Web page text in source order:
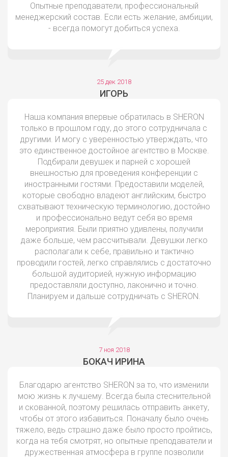
Опытные преподаватели, профессиональный
менеджерский состав. Если есть желание, амбиции,
- всегда помогут добиться успеха.
25 дек 2018
ИГОРЬ
Наша компания впервые обратилась в SHERON
только в прошлом году, до этого сотрудничала с
другими. И могу с уверенностью утверждать, что
это единственное достойное агентство в Москве.
Подбирали девушек и парней с хорошей
внешностью для проведения конференции с
иностранными гостями. Предоставили моделей,
которые свободно владеют английским, быстро
схватывают техническую терминологию, достойно
и профессионально ведут себя во время
мероприятия. Были приятно удивлены, получили
даже больше, чем рассчитывали. Девушки легко
располагали к себе, правильно и тактично
проводили гостей, легко справлялись с достаточно
большой аудиторией, нужную информацию
предоставляли доступно, лаконично и точно.
Планируем и дальше сотрудничать с SHERON.
7 ноя 2018
БОКАЧ ИРИНА
Благодарю агентство SHERON за то, что изменили
мою жизнь к лучшему. Всегда была стеснительной
и скованной, поэтому решилась отправить анкету,
чтобы от этого избавиться. Поначалу было очень
тяжело, ведь страшно даже было просто пройтись,
когда на тебя смотрят, но опытные преподаватели и
дружественная атмосфера в группе позволили